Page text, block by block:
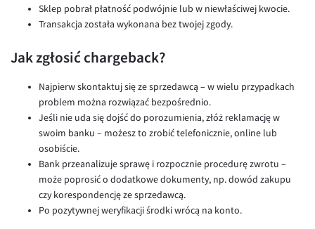
Sklep pobrał płatność podwójnie lub w niewłaściwej kwocie.
Transakcja została wykonana bez twojej zgody.
Jak zgłosić chargeback?
Najpierw skontaktuj się ze sprzedawcą – w wielu przypadkach
problem można rozwiązać bezpośrednio.
Jeśli nie uda się dojść do porozumienia, złóż reklamację w
swoim banku – możesz to zrobić telefonicznie, online lub
osobiście.
Bank przeanalizuje sprawę i rozpocznie procedurę zwrotu –
może poprosić o dodatkowe dokumenty, np. dowód zakupu
czy korespondencję ze sprzedawcą.
Po pozytywnej weryfikacji środki wrócą na konto.